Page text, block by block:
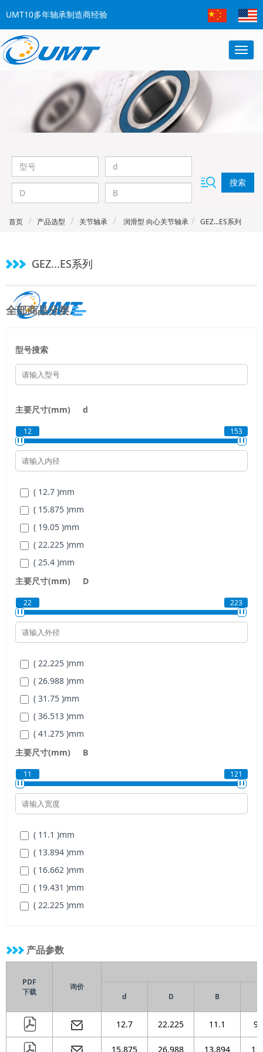
UMT10多年轴承制造商经验
搜索
首页 产品选型 关节轴承 润滑型 向心关节轴承 GEZ...ES系列
GEZ...ES系列
全部商品分类
型号搜索
主要尺寸(mm) d
12 153
( 12.7 )mm
( 15.875 )mm
( 19.05 )mm
( 22.225 )mm
( 25.4 )mm
( 31.75 )mm
( 34.925 )
( 38.1 )mm
( 44.45 )
( 57.15 ) mm
( 63.5 )mm
( 69.85 )mm
( 76.2 )mm
( 82.55 ) mm
( 88.9 )mm
( 95.25 )
( 101.6 )mm
( 107.95 )
主要尺寸(mm) D
22 223
( 22.225 )mm
( 26.988 )mm
( 31.75 )mm
( 36.513 )mm
( 41.275 )mm
( 50.8 )mm
( 55.563 )
( 61.913 )mm
( 71.438 )
( 90.488 )mm
( 100.013 )mm
( 111.125 )mm
( 120.65 )mm
( 130.175 )mm
( 149.225 )
( 158.75 )mm
( 168.275 )
( 177.8 )
( 187.325 )mm
( 196.85 )
mm
主要尺寸(mm) B
11 121
( 11.1 )mm
( 13.894 )mm
( 16.662 )mm
( 19.431 )mm
( 22.225 )mm
( 33.325 )
( 44.45 )
mm
( 50.013 )mm
( 55.55 )
mm
( 61.112 )
mm
产品参数
PDF
下载
询价
d
D B
12.7 22.225 11.1
15.875 26.988 13.894